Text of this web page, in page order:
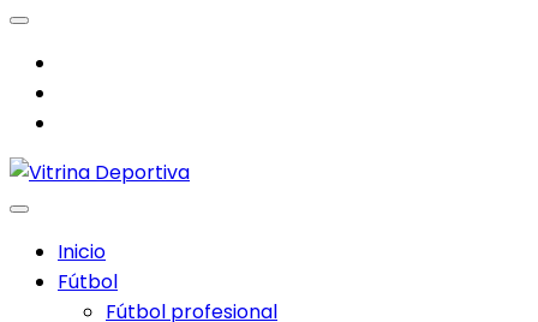
Inicio
Fútbol
Fútbol profesional